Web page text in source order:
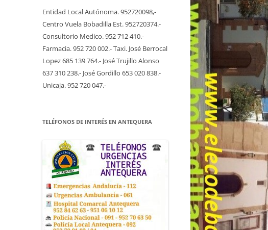
Entidad Local Autónoma. 952720098,-
Centro Vuela Bobadilla Est. 952720374.-
Consultorio Medico. 952 712 410.-
Farmacia. 952 720 002.- Taxi. José Berrocal
Lopez 685 139 764.- José Trujillo Alonso
637 310 238.- José Gordillo 653 020 838.-
Unicaja. 952 720 047.-
TELÉFONOS DE INTERÉS EN ANTEQUERA